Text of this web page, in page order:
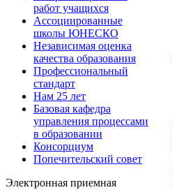
работ учащихся
Ассоциированные
школы ЮНЕСКО
Независимая оценка
качества образования
Профессиональный
стандарт
Нам 25 лет
Базовая кафедра
управления процессами
в образовании
Консорциум
Попечительский совет
Электронная приемная